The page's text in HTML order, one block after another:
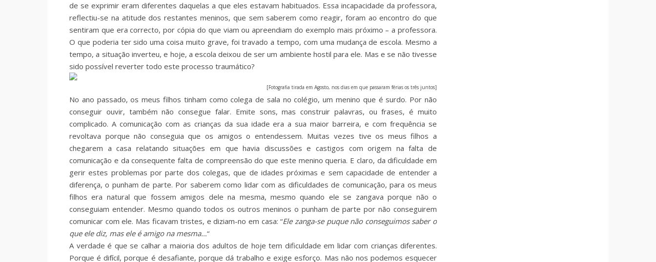
de se exprimir eram diferentes daquelas a que eles estavam habituados. Essa incapacidade da professora,
reflectiu-se na atitude dos restantes meninos, que sem saberem como reagir, foram ao encontro do que
sentiram que era correcto, por cópia do que viam ou apreendiam do exemplo mais próximo – a professora.
O que poderia ter sido uma coisa muito grave, foi travado a tempo, com uma mudança de escola. Mesmo a
tempo, a situação inverteu, e hoje, a escola deixou de ser um ambiente hostil para ele. Mas e se não tivesse
sido possível reverter todo este processo traumático?
[Fotografia tirada em Agosto, nos dias em que passaram férias os três juntos]
No ano passado, os meus filhos tinham como colega de sala no colégio, um menino que é surdo. Por não
conseguir ouvir, também não consegue falar. Emite sons, mas construir palavras, ou frases, é muito
complicado. A comunicação com as crianças da sua idade era a sua maior barreira, e com frequência se
revoltava porque não conseguia que os amigos o entendessem. Muitas vezes tive os meus filhos a
chegarem a casa relatando situações em que havia discussões e castigos com origem na falta de
comunicação e da consequente falta de compreensão do que este menino queria. E claro, da dificuldade em
gerir estes problemas por parte dos colegas, que de idades próximas e sem capacidade de entender a
diferença, o punham de parte. Por saberem como lidar com as dificuldades de comunicação, para os meus
filhos era natural que fossem amigos dele na mesma, mesmo quando ele se zangava porque não o
conseguiam entender. Mesmo quando todos os outros meninos o punham de parte por não conseguirem
comunicar com ele. Mas ficavam tristes, e diziam-no em casa: “Ele zanga-se puque não conseguimos saber o
que ele diz, mas ele é amigo na mesma…“
A verdade é que se calhar a maioria dos adultos de hoje tem dificuldade em lidar com crianças diferentes.
Porque é difícil, porque é desafiante, porque dá trabalho e exige esforço. Mas não nos podemos esquecer